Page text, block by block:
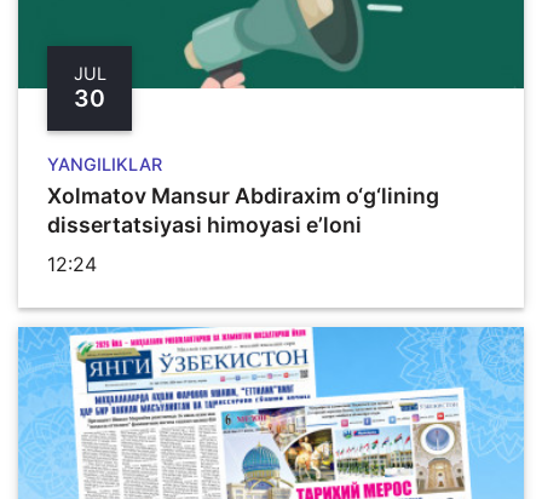
JUL
30
YANGILIKLAR
Xolmatov Mansur Abdiraxim o‘g‘lining
dissertatsiyasi himoyasi e’loni
12:24